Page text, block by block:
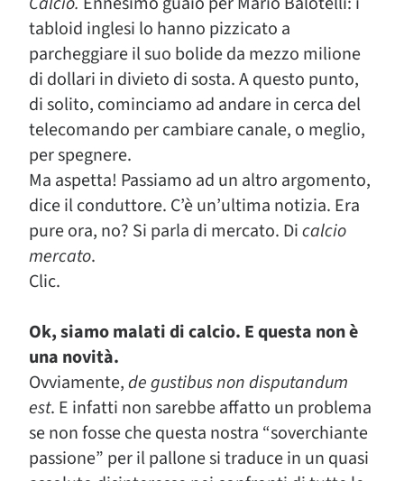
tabloid inglesi lo hanno pizzicato a
parcheggiare il suo bolide da mezzo milione
di dollari in divieto di sosta. A questo punto,
di solito, cominciamo ad andare in cerca del
telecomando per cambiare canale, o meglio,
per spegnere.
Ma aspetta! Passiamo ad un altro argomento,
dice il conduttore. C’è un’ultima notizia. Era
pure ora, no? Si parla di mercato. Dicalcio
mercato.
Clic.
Ok, siamo malati di calcio. E questa non è
una novità.
Ovviamente,de gustibus non disputandum
est. E infatti non sarebbe affatto un problema
se non fosse che questa nostra “soverchiante
passione” per il pallone si traduce in un quasi